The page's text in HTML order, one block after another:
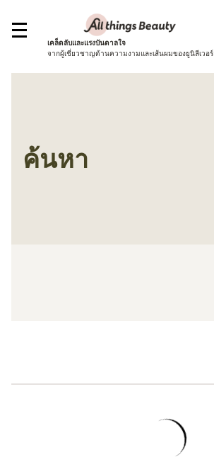
เคล็ดลับและแรงบันดาลใจ
จากผู้เชี่ยวชาญด้านความงามและเส้นผมของยูนิลีเวอร์
ค้นหา